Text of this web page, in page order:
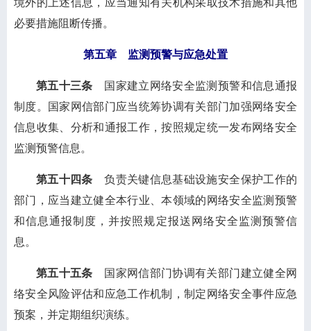
境外的上述信息，应当通知有关机构采取技术措施和其他
必要措施阻断传播。
第五章 监测预警与应急处置
第五十三条 国家建立网络安全监测预警和信息通报
制度。国家网信部门应当统筹协调有关部门加强网络安全
信息收集、分析和通报工作，按照规定统一发布网络安全
监测预警信息。
第五十四条 负责关键信息基础设施安全保护工作的
部门，应当建立健全本行业、本领域的网络安全监测预警
和信息通报制度，并按照规定报送网络安全监测预警信
息。
第五十五条 国家网信部门协调有关部门建立健全网
络安全风险评估和应急工作机制，制定网络安全事件应急
预案，并定期组织演练。